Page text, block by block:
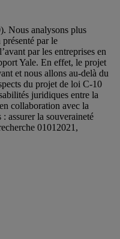
Nous analysons plus
par le
par les entreprises en
Yale. En effet, le projet
et nous allons au-delà du
du projet de loi C-10
juridiques entre la
collaboration avec la
assurer la souveraineté
01012021,